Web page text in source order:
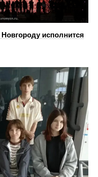
исполнится